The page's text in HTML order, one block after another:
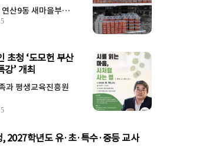
연산9동 새마을부…
초청 ‘도모헌 부산
강’ 개최
과 평생교육진흥원
, 2027학년도 유·초·특수·중등 교사